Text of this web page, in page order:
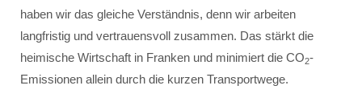
haben wir das gleiche Verständnis, denn wir arbeiten
langfristig und vertrauensvoll zusammen. Das stärkt die
heimische Wirtschaft in Franken und minimiert die CO2-
Emissionen allein durch die kurzen Transportwege.